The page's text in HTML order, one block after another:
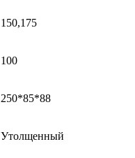
150,175
100
250*85*88
Утолщенный